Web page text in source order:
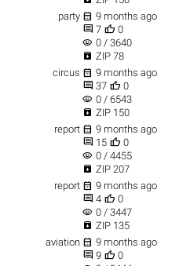
party  9 months ago
 7  0
visibility 0 / 3640
 ZIP 78
circus  9 months ago
 37  0
visibility 0 / 6543
 ZIP 150
report  9 months ago
 15  0
visibility 0 / 4455
 ZIP 207
report  9 months ago
 4  0
visibility 0 / 3447
 ZIP 135
aviation  9 months ago
 9  0